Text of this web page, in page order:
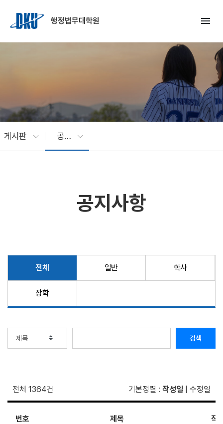
행정법무대학원
menu
게시판 공지사항
공지사항
전체 일반 학사
장학
검색
전체 1364건 기본정렬 : 작성일 수정일
번호 제목 작